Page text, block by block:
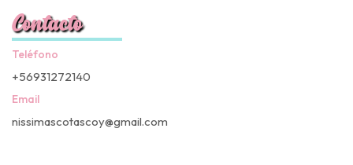
Contacto
Teléfono
+56931272140
Email
nissimascotascoy@gmail.com